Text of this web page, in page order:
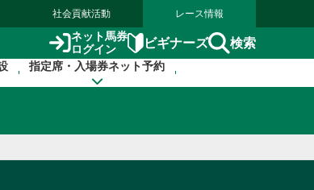
社会貢献活動 レース情報
ネット馬券
ログイン
ビギナーズ 検索
指定席・入場券ネット予約